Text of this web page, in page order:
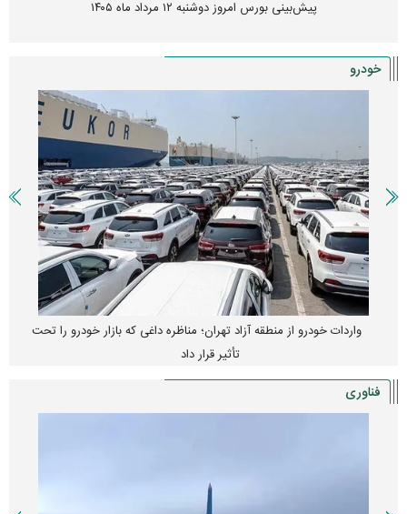
پیش‌بینی بورس امروز دوشنبه ۱۲ مرداد ماه ۱۴۰۵
خودرو
واردات خودرو از منطقه آزاد تهران؛ مناظره داغی که بازار خودرو را تحت
تأثیر قرار داد
فناوری